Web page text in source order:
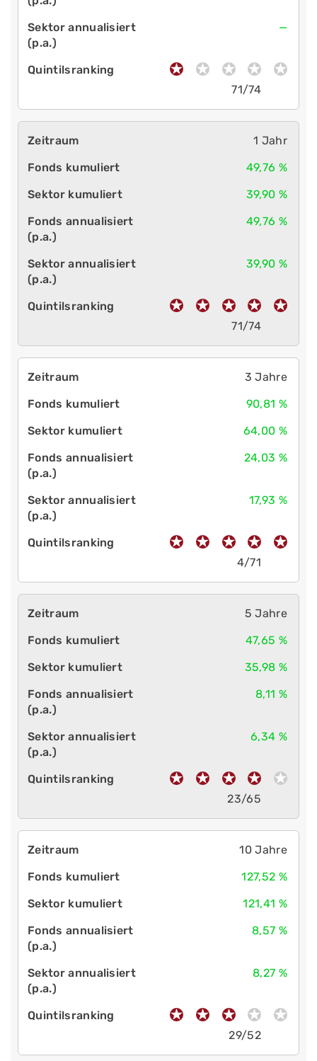
—
71/74
1 Jahr
49,76 %
39,90 %
49,76 %
39,90 %
71/74
3 Jahre
90,81 %
64,00 %
24,03 %
17,93 %
4/71
5 Jahre
47,65 %
35,98 %
8,11 %
6,34 %
23/65
10 Jahre
127,52 %
121,41 %
8,57 %
8,27 %
29/52